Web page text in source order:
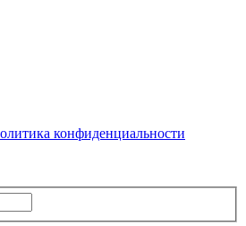
конфиденциальности